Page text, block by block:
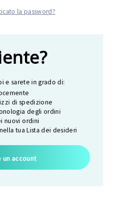
la password?
e sarete in grado di:
di spedizione
degli ordini
nuovi ordini
tua Lista dei desideri
un account